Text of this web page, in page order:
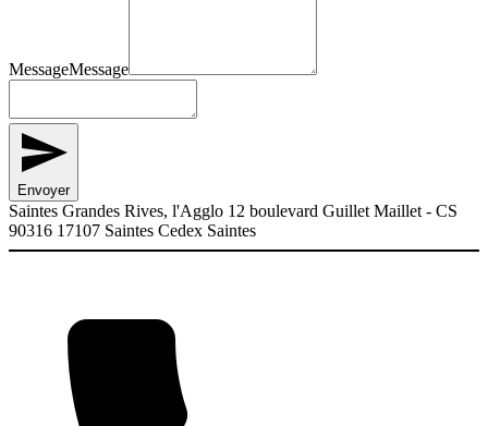
MessageMessage
Envoyer
Saintes Grandes Rives, l'Agglo 12 boulevard Guillet Maillet - CS
90316 17107 Saintes Cedex Saintes